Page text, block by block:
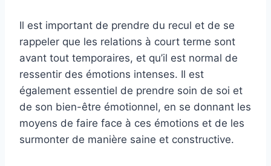
Il est important de prendre du recul et de se
rappeler que les relations à court terme sont
avant tout temporaires, et qu’il est normal de
ressentir des émotions intenses. Il est
également essentiel de prendre soin de soi et
de son bien-être émotionnel, en se donnant les
moyens de faire face à ces émotions et de les
surmonter de manière saine et constructive.